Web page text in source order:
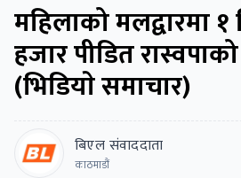
महिलाको मलद्वारमा
हजार पीडित
(भिडियाे समाचार)
बिएल संवाददाता
काठमाडौं